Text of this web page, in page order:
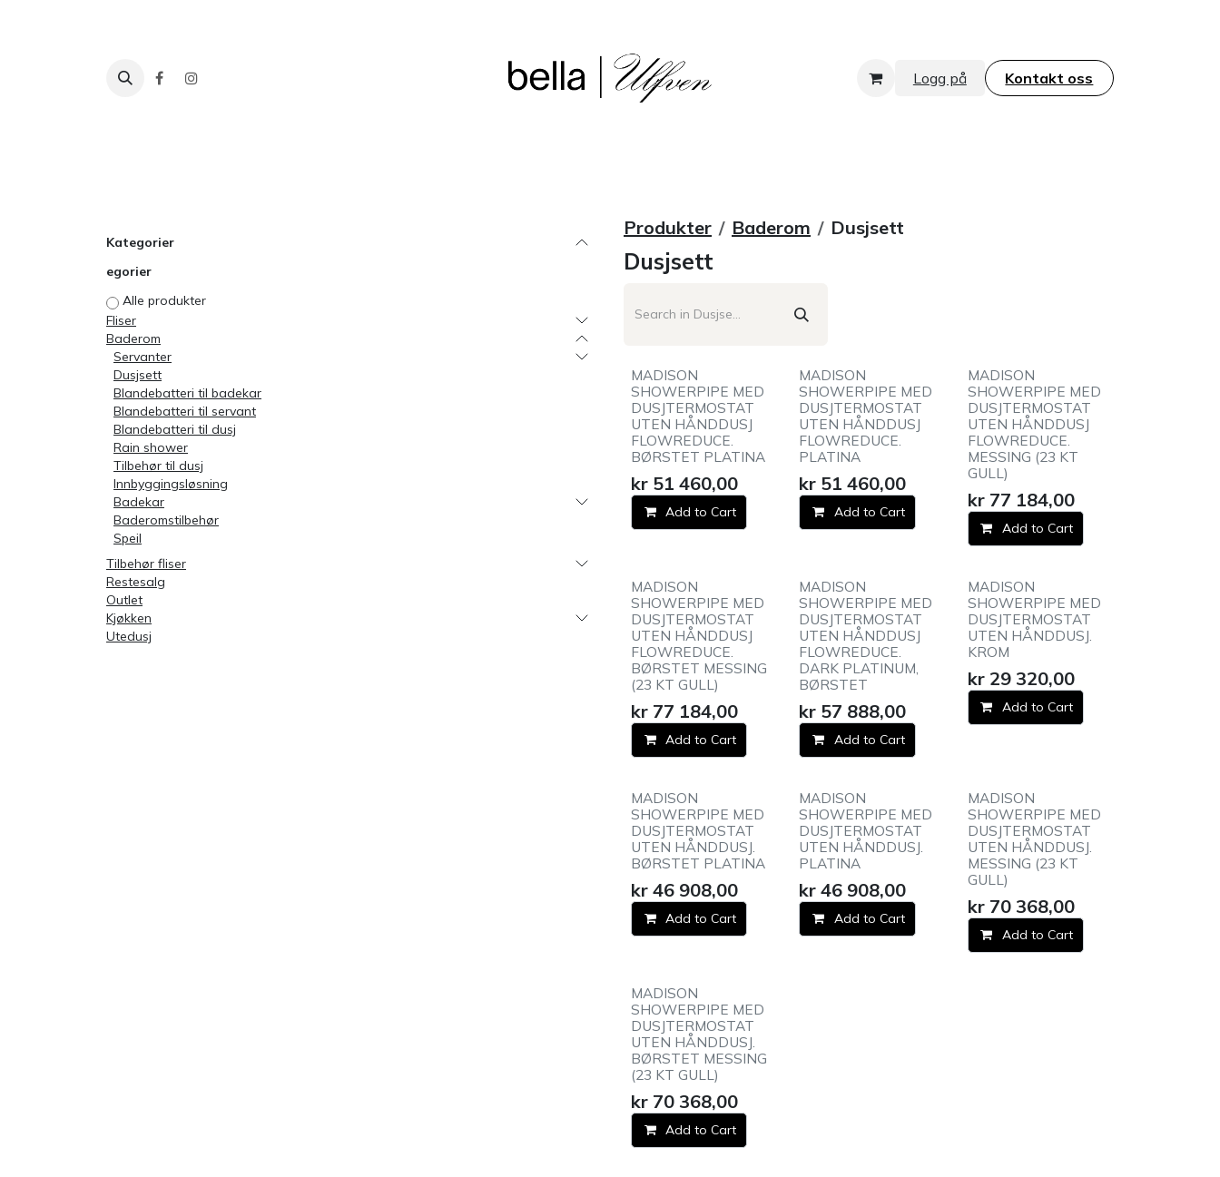
Logg på Kontakt oss​​​​​​​
Kategorier
egorier
Alle produkter
Fliser
Baderom
Servanter
Dusjsett
Blandebatteri til badekar
Blandebatteri til servant
Blandebatteri til dusj
Rain shower
Tilbehør til dusj
Innbyggingsløsning
Badekar
Baderomstilbehør
Speil
Tilbehør fliser
Restesalg
Outlet
Kjøkken
Utedusj
Produkter Baderom Dusjsett
Dusjsett
MADISON
SHOWERPIPE MED
DUSJTERMOSTAT
UTEN HÅNDDUSJ
FLOWREDUCE.
BØRSTET PLATINA
kr 51 460,00
Add to Cart
MADISON
SHOWERPIPE MED
DUSJTERMOSTAT
UTEN HÅNDDUSJ
FLOWREDUCE.
PLATINA
kr 51 460,00
Add to Cart
MADISON
SHOWERPIPE MED
DUSJTERMOSTAT
UTEN HÅNDDUSJ
FLOWREDUCE.
MESSING (23 KT
GULL)
kr 77 184,00
Add to Cart
MADISON
SHOWERPIPE MED
DUSJTERMOSTAT
UTEN HÅNDDUSJ
FLOWREDUCE.
BØRSTET MESSING
(23 KT GULL)
kr 77 184,00
Add to Cart
MADISON
SHOWERPIPE MED
DUSJTERMOSTAT
UTEN HÅNDDUSJ
FLOWREDUCE.
DARK PLATINUM,
BØRSTET
kr 57 888,00
Add to Cart
MADISON
SHOWERPIPE MED
DUSJTERMOSTAT
UTEN HÅNDDUSJ.
KROM
kr 29 320,00
Add to Cart
MADISON
SHOWERPIPE MED
DUSJTERMOSTAT
UTEN HÅNDDUSJ.
BØRSTET PLATINA
kr 46 908,00
Add to Cart
MADISON
SHOWERPIPE MED
DUSJTERMOSTAT
UTEN HÅNDDUSJ.
PLATINA
kr46 908,00
Add to Cart
MADISON
SHOWERPIPE MED
DUSJTERMOSTAT
UTEN HÅNDDUSJ.
MESSING (23 KT
GULL)
kr 70 368,00
Add to Cart
MADISON
SHOWERPIPE MED
DUSJTERMOSTAT
UTEN HÅNDDUSJ.
BØRSTET MESSING
(23 KT GULL)
kr 70 368,00
Add to Cart